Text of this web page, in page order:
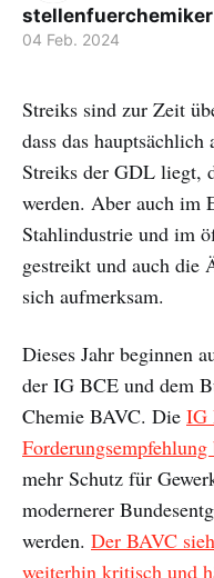
stellenfuerchemiker
04 Feb. 2024
Streiks sind zur Zeit
dass das
Streiks der GDL liegt,
werden. Aber auch im
Stahlindustrie und im
gestreikt und auch die
sich aufmerksam.
Dieses Jahr beginnen
der IG BCE und dem
Chemie BAVC. Die IG
Forderungsempfehlung
mehr Schutz für
modernerer
werden. Der BAVC
weiterhin kritisch und